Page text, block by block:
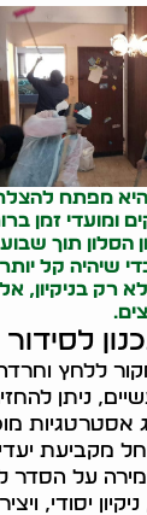
מפתח
ומועדי זמן
הסלון תוך
שיהיה קל
רק בניקיון,
ללחץ
ניתן
אסטרטגיות
מקביעת
על הסדר
יסודי,